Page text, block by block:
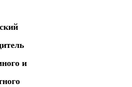
и